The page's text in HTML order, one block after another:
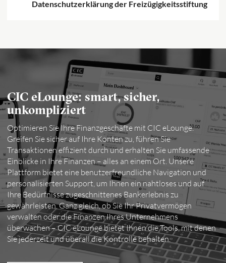
Datenschutzerklärung der Freizügigkeitsstiftung
CIC eLounge: smart, sicher,
unkompliziert
Optimieren Sie Ihre Finanzgeschäfte mit CIC eLounge.
Greifen Sie sicher auf Ihre Konten zu, führen Sie
Transaktionen effizient durch und erhalten Sie umfassende
Einblicke in Ihre Finanzen – alles an einem Ort. Unsere
Plattform bietet eine benutzerfreundliche Navigation und
personalisierten Support, um Ihnen ein nahtloses und auf
Ihre Bedürfnisse zugeschnittenes Bankerlebnis zu
gewährleisten. Ganz gleich, ob Sie Ihr Privatvermögen
verwalten oder die Finanzen Ihres Unternehmens
überwachen – CIC eLounge bietet Ihnen die Tools, mit denen
Sie jederzeit und überall die Kontrolle behalten.